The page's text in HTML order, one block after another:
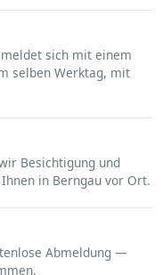
sich mit einem
selben Werktag, mit
Besichtigung und
in Berngau vor Ort.
Abmeldung —